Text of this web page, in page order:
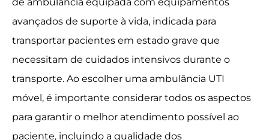
avançados de suporte à vida, indicada para
transportar pacientes em estado grave que
necessitam de cuidados intensivos durante o
transporte. Ao escolher uma ambulância UTI
móvel, é importante considerar todos os aspectos
para garantir o melhor atendimento possível ao
paciente, incluindo a qualidade dos